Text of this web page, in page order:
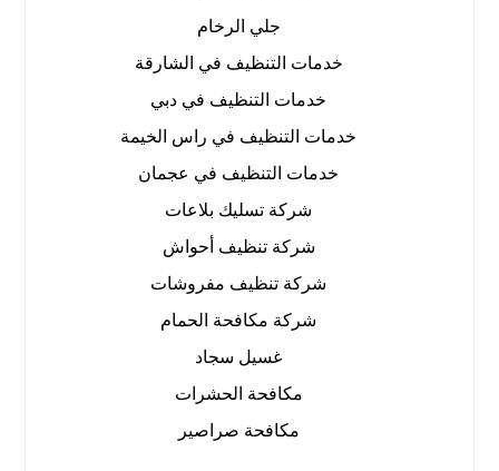
جلي الرخام
خدمات التنظيف في الشارقة
خدمات التنظيف في دبي
خدمات التنظيف في راس الخيمة
خدمات التنظيف في عجمان
شركة تسليك بلاعات
شركة تنظيف أحواش
شركة تنظيف مفروشات
شركة مكافحة الحمام
غسيل سجاد
مكافحة الحشرات
مكافحة صراصير